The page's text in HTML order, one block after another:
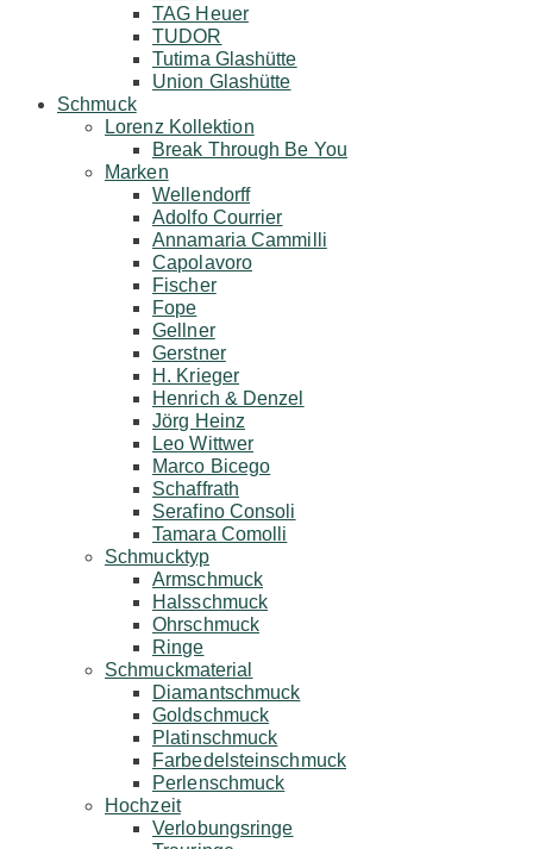
TAG Heuer
TUDOR
Tutima Glashütte
Union Glashütte
Schmuck
Lorenz Kollektion
Break Through Be You
Marken
Wellendorff
Adolfo Courrier
Annamaria Cammilli
Capolavoro
Fischer
Fope
Gellner
Gerstner
H. Krieger
Henrich & Denzel
Jörg Heinz
Leo Wittwer
Marco Bicego
Schaffrath
Serafino Consoli
Tamara Comolli
Schmucktyp
Armschmuck
Halsschmuck
Ohrschmuck
Ringe
Schmuckmaterial
Diamantschmuck
Goldschmuck
Platinschmuck
Farbedelsteinschmuck
Perlenschmuck
Hochzeit
Verlobungsringe